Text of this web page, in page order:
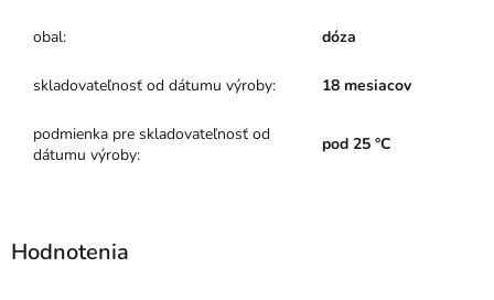
obal: dóza
skladovateľnosť od dátumu výroby: 18 mesiacov
podmienka pre skladovateľnosť od
dátumu výroby:
pod 25 °C